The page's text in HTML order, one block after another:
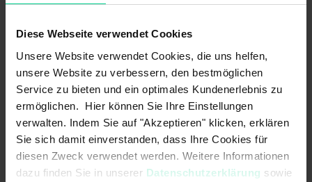
Diese Webseite verwendet Cookies
Unsere Website verwendet Cookies, die uns helfen,
unsere Website zu verbessern, den bestmöglichen
Service zu bieten und ein optimales Kundenerlebnis zu
ermöglichen. Hier können Sie Ihre Einstellungen
verwalten. Indem Sie auf "Akzeptieren" klicken, erklären
Sie sich damit einverstanden, dass Ihre Cookies für
diesen Zweck verwendet werden. Weitere Informationen
dazu finden Sie in unserer Datenschutzerklärung sowie
Einfache Montage
Technische Daten
324790
4,80 €